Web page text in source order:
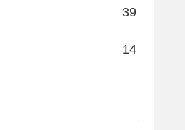
39
14